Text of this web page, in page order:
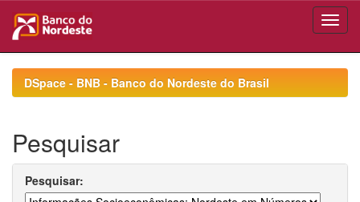
navigationDSpace - BNB - Banco do Nordeste do Brasil
Pesquisar
Pesquisar: